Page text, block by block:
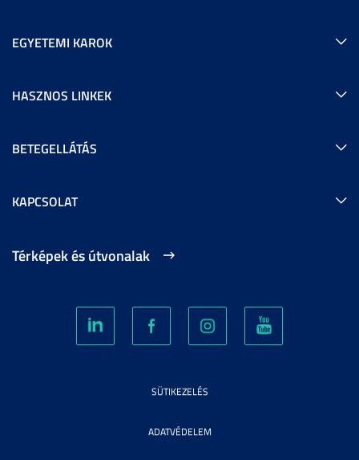
EGYETEMI KAROK
HASZNOS LINKEK
BETEGELLÁTÁS
KAPCSOLAT
Térképek és útvonalak
SÜTIKEZELÉS
ADATVÉDELEM